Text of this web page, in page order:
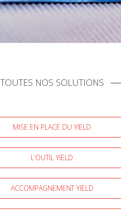
TOUTES NOS SOLUTIONS
MISE EN PLACE DU YIELD
L’OUTIL YIELD
ACCOMPAGNEMENT YIELD